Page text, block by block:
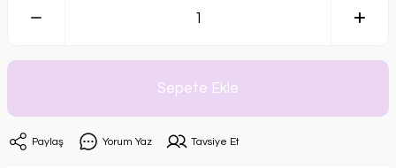
Sepete Ekle
Paylaş Yorum Yaz Tavsiye Et